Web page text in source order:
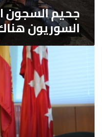
جحيم السجون
السوريون
هنا
نمطي
للغاية